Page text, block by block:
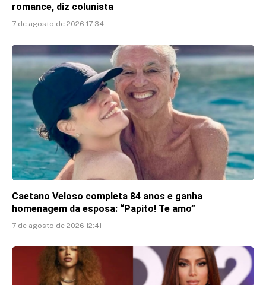
romance, diz colunista
7 de agosto de 2026 17:34
Caetano Veloso completa 84 anos e ganha
homenagem da esposa: “Papito! Te amo”
7 de agosto de 2026 12:41